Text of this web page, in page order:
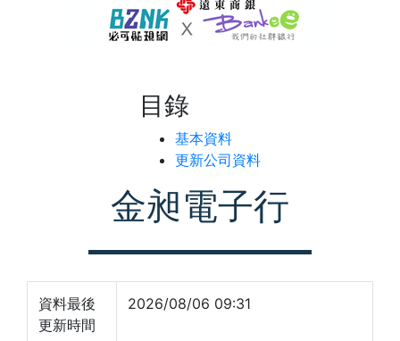
目錄
基本資料
更新公司資料
金昶電子行
資料最後
更新時間
2026/08/06 09:31